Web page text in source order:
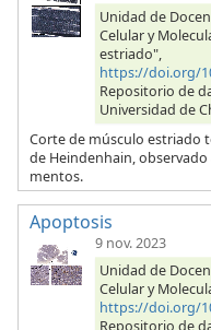
Unidad de
Celular y
estriado",
https://doi.org/
Repositorio de
Universidad de
Corte de músculo estriado
de Heindenhain,
mentos.
Apoptosis
9 nov. 2023
Unidad de
Celular y
https://doi.org/
Repositorio de